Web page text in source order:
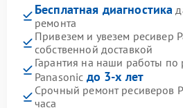
Бесплатная диагностика
ремонта
Привезем и увезем ресивер
собственной доставкой
Гарантия на наши работы по
Panasonic до 3-х лет
Срочный ремонт ресиверов
часа